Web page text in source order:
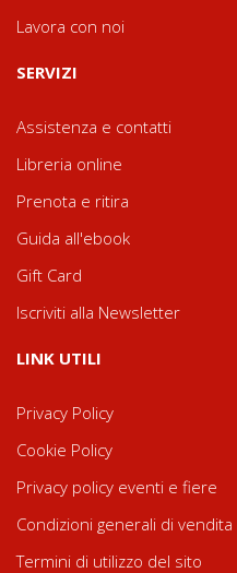
Lavora con noi
SERVIZI
Assistenza e contatti
Libreria online
Prenota e ritira
Guida all'ebook
Gift Card
Iscriviti alla Newsletter
LINK UTILI
Privacy Policy
Cookie Policy
Privacy policy eventi e fiere
Condizioni generali di vendita
Termini di utilizzo del sito